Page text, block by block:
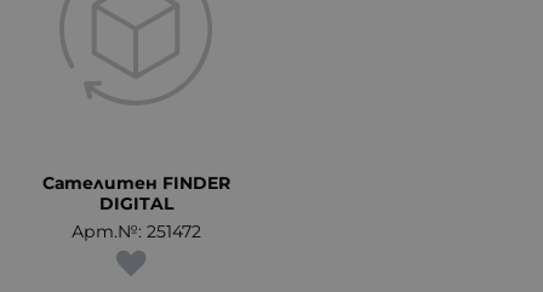
Сателитен FINDER
DIGITAL
Арт.№: 251472